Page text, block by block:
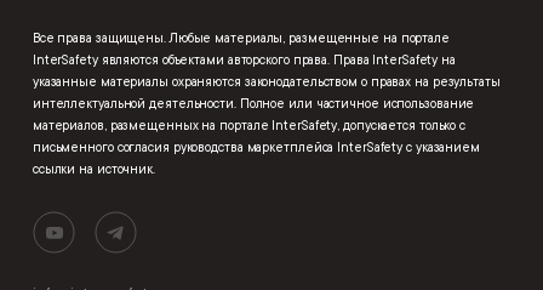
Все права защищены. Любые материалы, размещенные на портале
InterSafety являются объектами авторского права. Права InterSafety на
указанные материалы охраняются законодательством о правах на результаты
интеллектуальной деятельности. Полное или частичное использование
материалов, размещенных на портале InterSafety, допускается только с
письменного согласия руководства маркетплейса InterSafety с указанием
ссылки на источник.